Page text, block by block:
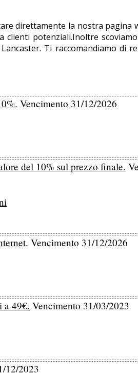
direttamente la nostra pagina
potenziali.Inoltre
Ti raccomandiamo di
Vencimento 31/12/2026
del 10% sul prezzo finale.
Vencimento 31/12/2026
a 49€. Vencimento 31/03/2023
12/2023